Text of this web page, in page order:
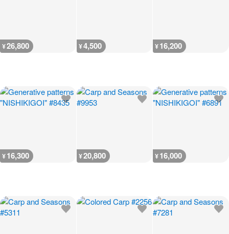
¥26,800 ¥4,500 ¥16,200
¥16,300 ¥20,800 ¥16,000